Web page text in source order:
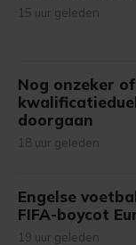
15 uur geleden
Nog onzeker
doorgaan
18 uur geleden
Engelse
FIFA-boycot
19 uur geleden